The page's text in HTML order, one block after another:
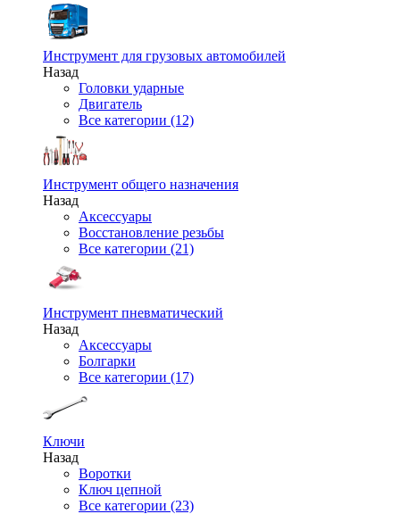
Инструмент для грузовых автомобилей
Назад
Головки ударные
Двигатель
Все категории (12)
Инструмент общего назначения
Назад
Аксессуары
Восстановление резьбы
Все категории (21)
Инструмент пневматический
Назад
Аксессуары
Болгарки
Все категории (17)
Ключи
Назад
Воротки
Ключ цепной
Все категории (23)